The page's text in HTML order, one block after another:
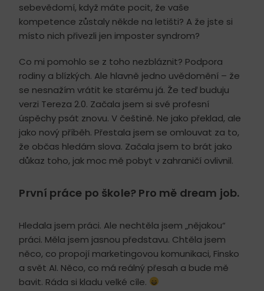
sebevědomí, když máte pocit, že vaše
kompetence zůstaly někde na letišti? A že jste si
místo nich přivezli jen imposter syndrom?
Co mi pomohlo se z toho nezbláznit? Podpora
rodiny a blízkých. Ale hlavně jedno uvědomění – že
se nesnažím vrátit ke starému já. Že teď buduju
verzi Tereza 2.0. Začala jsem si své profesní
úspěchy psát znovu. V češtině. Ne jako překlad, ale
jako nový příběh. Přestala jsem se omlouvat za to,
že občas hledám slova. Začala jsem to brát jako
důkaz toho, jak moc mě pobyt v zahraničí ovlivnil.
První práce po škole? Pro mě dream job.
Hledala jsem práci. Ale nechtěla jsem „nějakou“
práci. Měla jsem jasnou představu. Chtěla jsem
něco, co propojí marketingovou komunikaci, Finsko
a svět AI. Něco, co má reálný přesah a bude mě
bavit. Ráda si kladu velké cíle.